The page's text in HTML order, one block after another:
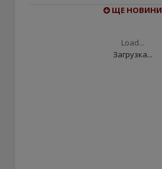
ЩЕ НОВИНИ
Load...
Загрузка...